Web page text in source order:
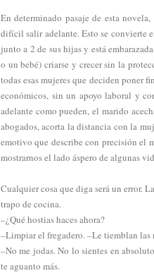
En determinado pasaje de esta
difícil salir adelante. Esto se convierte
junto a 2 de sus hijas y está
o un bebé) criarse y crecer sin la
todas esas mujeres que deciden poner
económicos, sin un apoyo laboral y
adelante como pueden, el marido
abogados, acorta la distancia con la
emotivo que describe con precisión el
mostrarnos el lado áspero de algunas
Cualquier cosa que diga será un error.
trapo de cocina.
–¿Qué hostias haces ahora?
–Limpiar el fregadero. –Le tiemblan
–No me jodas. No lo sientes en
te aguanto más.